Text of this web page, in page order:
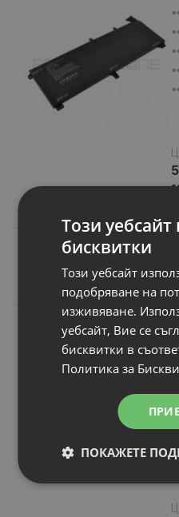
Подобни
N
Този уебсайт
бисквитки
Този уебсайт
подобряване на
изживяване.
уебсайт, Вие се
бисквитки в
Политика за
ПОКАЖЕТЕ